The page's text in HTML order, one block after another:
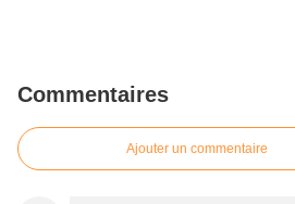
Commentaires
Ajouter un commentaire